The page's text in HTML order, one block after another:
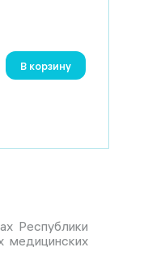
В корзину
Республики
медицинских